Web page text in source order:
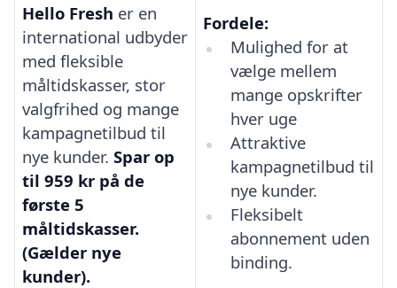
Hello Fresh er en
international udbyder
med fleksible
måltidskasser, stor
valgfrihed og mange
kampagnetilbud til
nye kunder. Spar op
til 959 kr på de
første 5
måltidskasser.
(Gælder nye
kunder).
Fordele:
Mulighed for at
vælge mellem
mange opskrifter
hver uge
Attraktive
kampagnetilbud til
nye kunder.
Fleksibelt
abonnement uden
binding.